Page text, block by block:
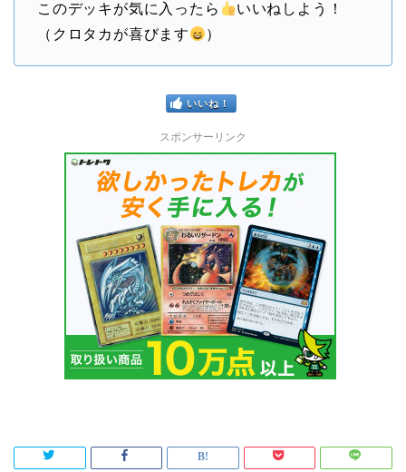
このデッキが気に入ったら
いいねしよう！
（クロタカが喜びます
）
いいね！
スポンサーリンク